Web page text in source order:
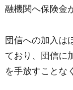
融機関へ保険金
団信への加入は
ており、団信に
を手放すことな